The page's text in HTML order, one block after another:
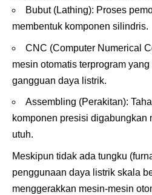
Bubut (Lathing): Proses
membentuk komponen silindris.
CNC (Computer Numerical
mesin otomatis terprogram
gangguan daya listrik.
Assembling (Perakitan):
komponen presisi digabungkan
utuh.
Meskipun tidak ada tungku
penggunaan daya listrik skala
menggerakkan mesin-mesin